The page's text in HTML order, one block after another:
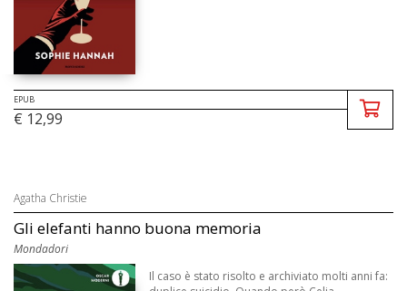
EPUB
€ 12,99
Agatha Christie
Gli elefanti hanno buona memoria
Mondadori
Il caso è stato risolto e archiviato molti anni fa: